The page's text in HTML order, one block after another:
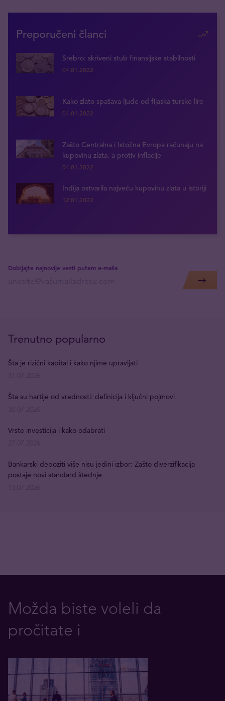
Preporučeni članci
Srebro: skriveni stub finansijske stabilnosti
04.01.2022
Kako zlato spašava ljude od fijaska turske lire
04.01.2022
Zašto Centralna i Istočna Evropa računaju na
kupovinu zlata, a protiv inflacije
04.01.2022
Indija ostvarila najveću kupovinu zlata u istoriji
12.01.2022
Dobijajte najnovije vesti putem e-maila
Trenutno popularno
Šta je rizični kapital i kako njime upravljati
Šta su hartije od vrednosti: definicija i ključni pojmovi
Vrste investicija i kako odabrati
Bankarski depoziti više nisu jedini izbor: Zašto diverzifikacija
postaje novi standard štednje
Možda biste voleli da
pročitate i